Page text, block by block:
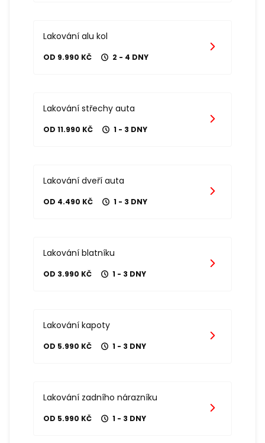
Lakování alu kol
OD 9.990 KČ 2 - 4 DNY
Lakování střechy auta
OD 11.990 KČ 1 - 3 DNY
Lakování dveří auta
OD 4.490 KČ 1 - 3 DNY
Lakování blatníku
OD 3.990 KČ 1 - 3 DNY
Lakování kapoty
OD 5.990 KČ 1 - 3 DNY
Lakování zadního nárazníku
OD 5.990 KČ 1 - 3 DNY